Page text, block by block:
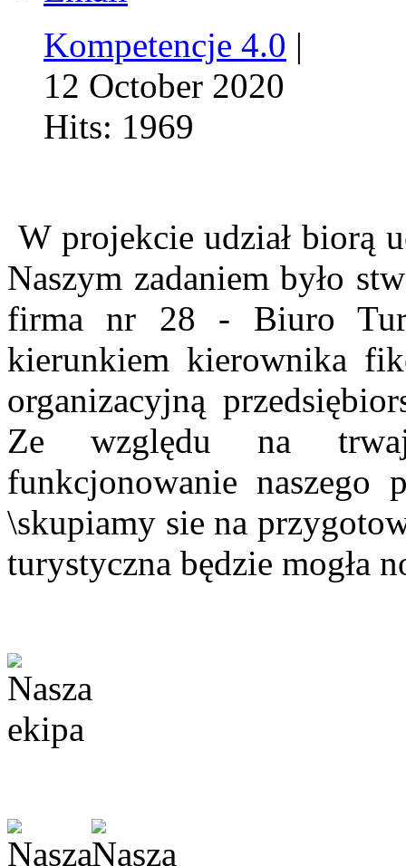
Kompetencje 4.0 |
12 October 2020
Hits: 1969
W projekcie udział biorą
Naszym zadaniem było
firma nr 28 - Biuro
kierunkiem kierownika
organizacyjną
Ze względu na
funkcjonowanie naszego
\skupiamy sie na
turystyczna będzie mogła